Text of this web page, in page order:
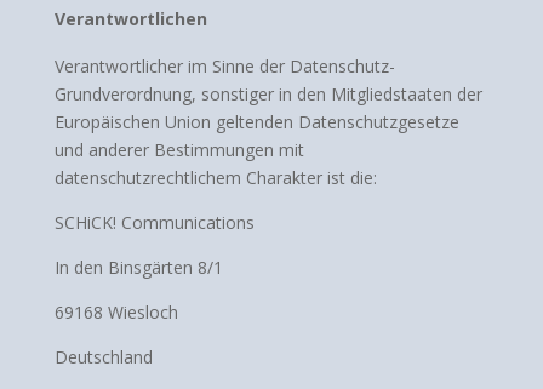
Verantwortlichen
Verantwortlicher im Sinne der Datenschutz-
Grundverordnung, sonstiger in den Mitgliedstaaten der
Europäischen Union geltenden Datenschutzgesetze
und anderer Bestimmungen mit
datenschutzrechtlichem Charakter ist die:
SCHiCK! Communications
In den Binsgärten 8/1
69168 Wiesloch
Deutschland